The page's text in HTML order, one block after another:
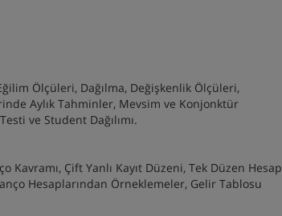
Ölçüleri, Dağılma, Değişkenlik Ölçüleri,
Aylık Tahminler, Mevsim ve Konjonktür
ve Student Dağılımı.
Çift Yanlı Kayıt Düzeni, Tek Düzen Hesap
Hesaplarından Örneklemeler, Gelir Tablosu